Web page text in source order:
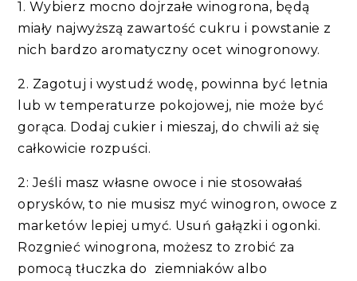
1. Wybierz mocno dojrzałe winogrona, będą
miały najwyższą zawartość cukru i powstanie z
nich bardzo aromatyczny ocet winogronowy.
2. Zagotuj i wystudź wodę, powinna być letnia
lub w temperaturze pokojowej, nie może być
gorąca. Dodaj cukier i mieszaj, do chwili aż się
całkowicie rozpuści.
2: Jeśli masz własne owoce i nie stosowałaś
oprysków, to nie musisz myć winogron, owoce z
marketów lepiej umyć. Usuń gałązki i ogonki.
Rozgnieć winogrona, możesz to zrobić za
pomocą tłuczka do ziemniaków albo